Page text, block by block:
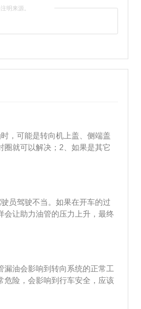
明来源。
，可能是转向机上盖、侧端盖
圈就可以解决；2、如果是其它
渗透性密封胶来堵漏细小的裂
时尽量避免原地打轮，经常这
转向机漏油大多数是由于密封
到一定的里程时就会出现老化
油封螺丝的密封胶垫，如果出现
可以了。补充内容：转向机采
(或空气压缩机)所提供的液压能
械能转化为压力能，并在驾驶员
施加不同方向的液压或气压作用
员驾驶不当。如果在开车的过
会让助力油管的压力上升，最终
调整驾驶习惯，避免将方向盘
查并修理泄露处。3、转向助
。如果是由于助力泵损坏引起
内检查，找到引起的原因后再去
的助力油。更换助力油的时候
旦有混加的情况，就会导致产
油会影响到转向系统的正常工
危险，会影响到行车安全，应该
容介绍：1、汽车助力油是汽车